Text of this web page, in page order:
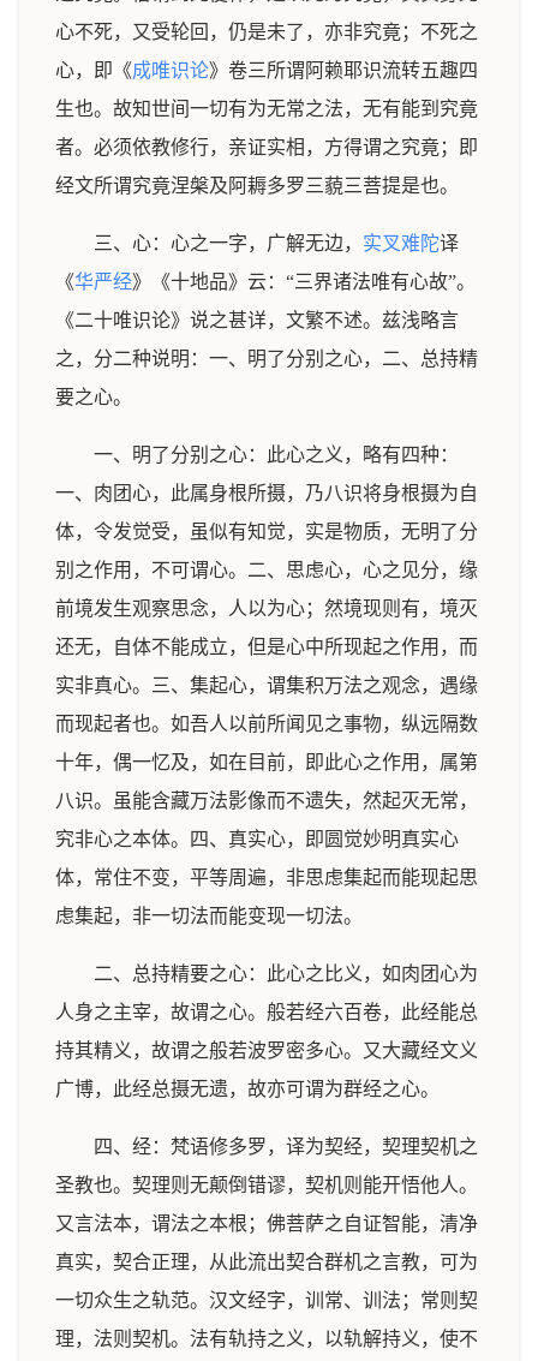
心不死，又受轮回，仍是未了，亦非究竟；不死之
心，即《成唯识论》卷三所谓阿赖耶识流转五趣四
生也。故知世间一切有为无常之法，无有能到究竟
者。必须依教修行，亲证实相，方得谓之究竟；即
经文所谓究竟涅槃及阿耨多罗三藐三菩提是也。
三、心：心之一字，广解无边， 实叉难陀译
《华严经》《十地品》云：“三界诸法唯有心故”。
《二十唯识论》说之甚详，文繁不述。兹浅略言
之，分二种说明：一、明了分别之心，二、总持精
要之心。
一、明了分别之心：此心之义，略有四种：
一、肉团心，此属身根所摄，乃八识将身根摄为自
体，令发觉受，虽似有知觉，实是物质，无明了分
别之作用，不可谓心。二、思虑心，心之见分，缘
前境发生观察思念，人以为心；然境现则有，境灭
还无，自体不能成立，但是心中所现起之作用，而
实非真心。三、集起心，谓集积万法之观念，遇缘
而现起者也。如吾人以前所闻见之事物，纵远隔数
十年，偶一忆及，如在目前，即此心之作用，属第
八识。虽能含藏万法影像而不遗失，然起灭无常，
究非心之本体。四、真实心，即圆觉妙明真实心
体，常住不变，平等周遍，非思虑集起而能现起思
虑集起，非一切法而能变现一切法。
二、总持精要之心：此心之比义，如肉团心为
人身之主宰，故谓之心。般若经六百卷，此经能总
持其精义，故谓之般若波罗密多心。又大藏经文义
广博，此经总摄无遗，故亦可谓为群经之心。
四、经：梵语修多罗，译为契经，契理契机之
圣教也。契理则无颠倒错谬，契机则能开悟他人。
又言法本，谓法之本根；佛菩萨之自证智能，清净
真实，契合正理，从此流出契合群机之言教，可为
一切众生之轨范。汉文经字，训常、训法；常则契
理，法则契机。法有轨持之义，以轨解持义，使不